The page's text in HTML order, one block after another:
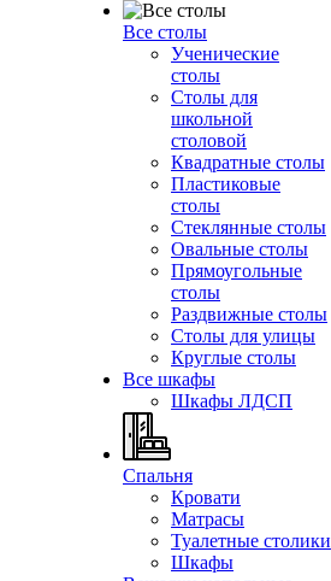
Все столы
Ученические
столы
Столы для
школьной
столовой
Квадратные столы
Пластиковые
столы
Стеклянные столы
Овальные столы
Прямоугольные
столы
Раздвижные столы
Столы для улицы
Круглые столы
Все шкафы
Шкафы ЛДСП
Спальня
Кровати
Матрасы
Туалетные столики
Шкафы